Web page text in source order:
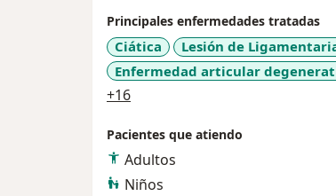
Principales enfermedades tratadas
Ciática
Lesión de
Enfermedad articular
+16a11y_sr_more_diseases
Pacientes que atiendo
Adultos
Niños